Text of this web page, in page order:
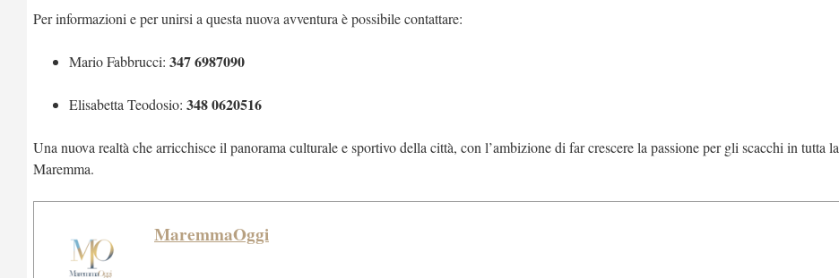
Per informazioni e per unirsi a questa nuova avventura è possibile contattare:
Mario Fabbrucci: 347 6987090
Elisabetta Teodosio: 348 0620516
Una nuova realtà che arricchisce il panorama culturale e sportivo della città, con l’ambizione di far crescere la passione per gli scacchi in tutta la
Maremma.
MaremmaOggi